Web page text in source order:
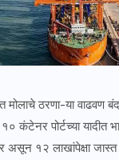
मोलाचे ठरणा-या
पोर्टच्या यादीत
असून १२ लाखांपेक्षा